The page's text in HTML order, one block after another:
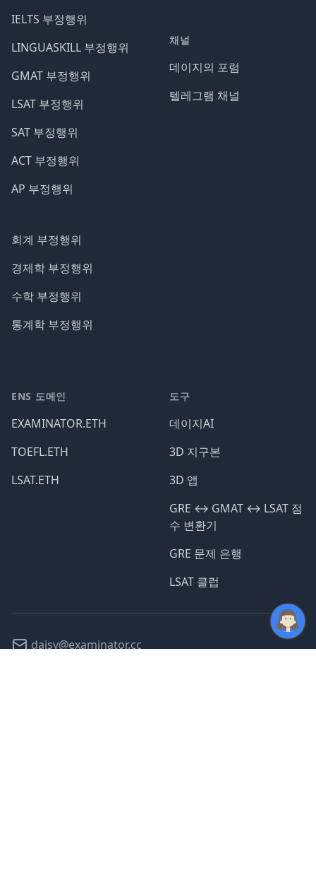
IELTS 부정행위
LINGUASKILL 부정행위
GMAT 부정행위
LSAT 부정행위
SAT 부정행위
ACT 부정행위
AP 부정행위
회계 부정행위
경제학 부정행위
수학 부정행위
통계학 부정행위
채널
데이지의 포럼
텔레그램 채널
ENS 도메인
EXAMINATOR.ETH
TOEFL.ETH
LSAT.ETH
도구
데이지AI
3D 지구본
3D 앱
GRE ↔️ GMAT ↔️ LSAT 점
수 변환기
GRE 문제 은행
LSAT 클럽
daisy@examinator.cc